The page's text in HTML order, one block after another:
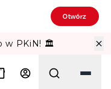
Otwórz
w PKiN! 🏛️